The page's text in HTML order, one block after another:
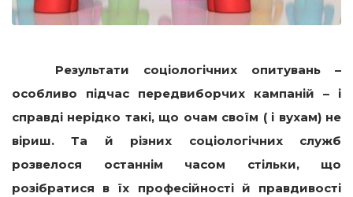
Результати соціологічних опитувань –
особливо підчас передвиборчих кампаній – і
справді нерідко такі, що очам своїм ( і вухам) не
віриш. Та й різних соціологічних служб
розвелося останнім часом стільки, що
розібратися в їх професійності й правдивості